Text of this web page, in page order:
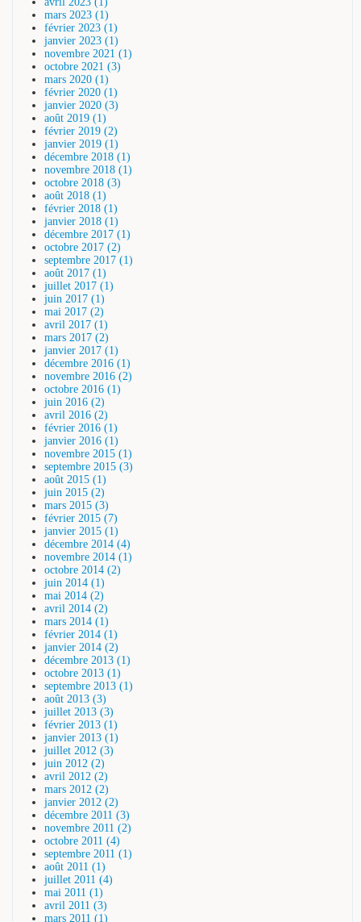
mars 2023 (1)
février 2023 (1)
janvier 2023 (1)
novembre 2021 (1)
octobre 2021 (3)
mars 2020 (1)
février 2020 (1)
janvier 2020 (3)
août 2019 (1)
février 2019 (2)
janvier 2019 (1)
décembre 2018 (1)
novembre 2018 (1)
octobre 2018 (3)
août 2018 (1)
février 2018 (1)
janvier 2018 (1)
décembre 2017 (1)
octobre 2017 (2)
septembre 2017 (1)
août 2017 (1)
juillet 2017 (1)
juin 2017 (1)
mai 2017 (2)
avril 2017 (1)
mars 2017 (2)
janvier 2017 (1)
décembre 2016 (1)
novembre 2016 (2)
octobre 2016 (1)
juin 2016 (2)
avril 2016 (2)
février 2016 (1)
janvier 2016 (1)
novembre 2015 (1)
septembre 2015 (3)
août 2015 (1)
juin 2015 (2)
mars 2015 (3)
février 2015 (7)
janvier 2015 (1)
décembre 2014 (4)
novembre 2014 (1)
octobre 2014 (2)
juin 2014 (1)
mai 2014 (2)
avril 2014 (2)
mars 2014 (1)
février 2014 (1)
janvier 2014 (2)
décembre 2013 (1)
octobre 2013 (1)
septembre 2013 (1)
août 2013 (3)
juillet 2013 (3)
février 2013 (1)
janvier 2013 (1)
juillet 2012 (3)
juin 2012 (2)
avril 2012 (2)
mars 2012 (2)
janvier 2012 (2)
décembre 2011 (3)
novembre 2011 (2)
octobre 2011 (4)
septembre 2011 (1)
août 2011 (1)
juillet 2011 (4)
mai 2011 (1)
avril 2011 (3)
mars 2011 (1)